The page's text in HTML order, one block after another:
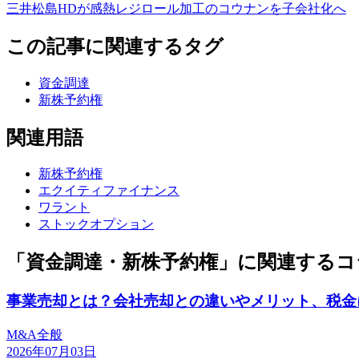
三井松島HDが感熱レジロール加工のコウナンを子会社化へ
この記事に関連するタグ
資金調達
新株予約権
関連用語
新株予約権
エクイティファイナンス
ワラント
ストックオプション
「資金調達・新株予約権」に関連する
事業売却とは？会社売却との違いやメリット、税
M&A全般
2026年07月03日